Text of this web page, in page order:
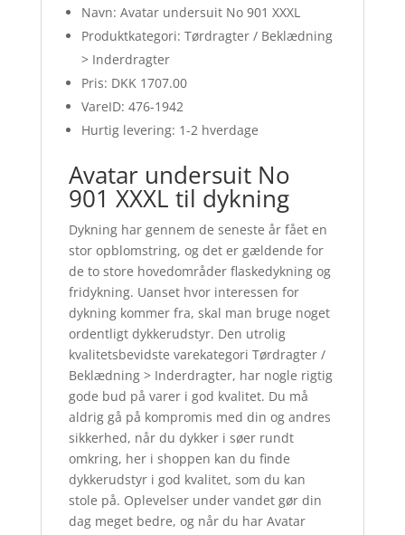
Navn: Avatar undersuit No 901 XXXL
Produktkategori: Tørdragter / Beklædning
> Inderdragter
Pris: DKK 1707.00
VareID: 476-1942
Hurtig levering: 1-2 hverdage
Avatar undersuit No
901 XXXL til dykning
Dykning har gennem de seneste år fået en
stor opblomstring, og det er gældende for
de to store hovedområder flaskedykning og
fridykning. Uanset hvor interessen for
dykning kommer fra, skal man bruge noget
ordentligt dykkerudstyr. Den utrolig
kvalitetsbevidste varekategori Tørdragter /
Beklædning > Inderdragter, har nogle rigtig
gode bud på varer i god kvalitet. Du må
aldrig gå på kompromis med din og andres
sikkerhed, når du dykker i søer rundt
omkring, her i shoppen kan du finde
dykkerudstyr i god kvalitet, som du kan
stole på. Oplevelser under vandet gør din
dag meget bedre, og når du har Avatar